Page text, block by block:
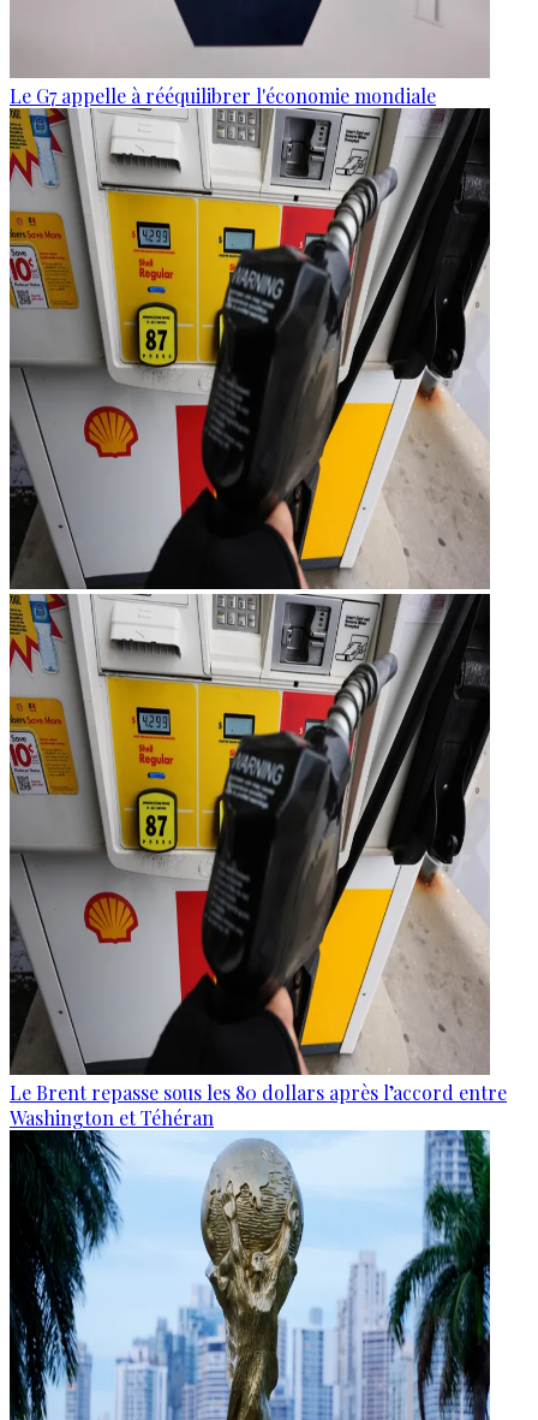
Le G7 appelle à rééquilibrer l'économie mondiale
Le Brent repasse sous les 80 dollars après l’accord entre
Washington et Téhéran